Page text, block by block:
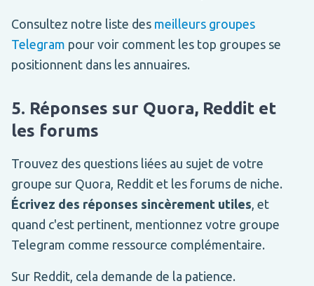
Consultez notre liste des meilleurs groupes
Telegram pour voir comment les top groupes se
positionnent dans les annuaires.
5. Réponses sur Quora, Reddit et
les forums
Trouvez des questions liées au sujet de votre
groupe sur Quora, Reddit et les forums de niche.
Écrivez des réponses sincèrement utiles , et
quand c'est pertinent, mentionnez votre groupe
Telegram comme ressource complémentaire.
Sur Reddit, cela demande de la patience.